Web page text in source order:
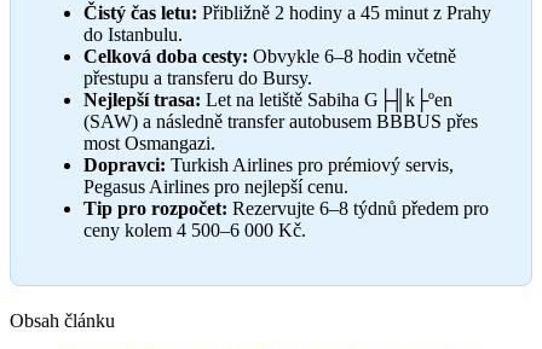
Čistý čas letu: Přibližně 2 hodiny a 45 minut z Prahy
do Istanbulu.
Celková doba cesty: Obvykle 6–8 hodin včetně
přestupu a transferu do Bursy.
Nejlepší trasa: Let na letiště Sabiha G├╢k├ºen
(SAW) a následně transfer autobusem BBBUS přes
most Osmangazi.
Dopravci: Turkish Airlines pro prémiový servis,
Pegasus Airlines pro nejlepší cenu.
Tip pro rozpočet: Rezervujte 6–8 týdnů předem pro
ceny kolem 4 500–6 000 Kč.
Obsah článku